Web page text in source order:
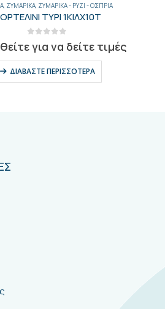
ΖΥΜΑΡΙΚΆ ΖΥΜΑΡΙΚΆ - ΡΎΖΙ - ΌΣΠΡΙΑ
ΦΥΛΛΑ PASTA DE PRAI 500 ΓΡ
για να δείτε τιμές
ΔΙΑΒΆΣΤΕ ΠΕΡΙΣΣΌΤΕΡΑ